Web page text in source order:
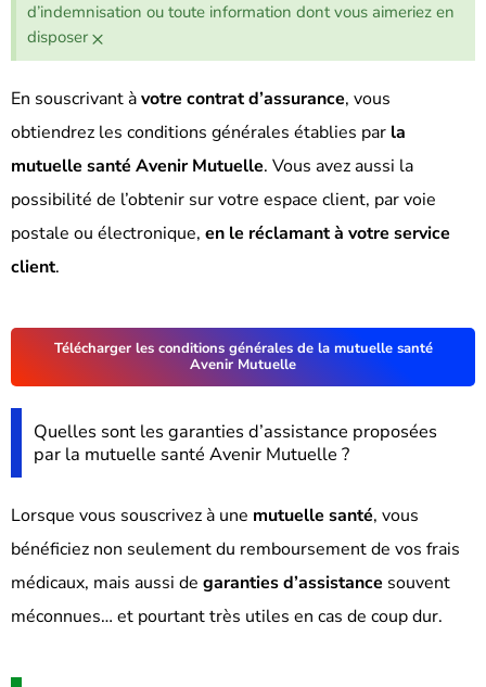
d’indemnisation ou toute information dont vous aimeriez en
disposer ×
En souscrivant àvotre contrat d’assurance, vous
obtiendrez les conditions générales établies par la
mutuelle santé Avenir Mutuelle. Vous avez aussi la
possibilité de l’obtenir sur votre espace client, par voie
postale ou électronique, en le réclamant à votre service
client.
Télécharger les conditions générales de la mutuelle santé
Avenir Mutuelle
Quelles sont les garanties d’assistance proposées
par la mutuelle santé Avenir Mutuelle ?
Lorsque vous souscrivez à une mutuelle santé, vous
bénéficiez non seulement du remboursement de vos frais
médicaux, mais aussi de garanties d’assistance souvent
méconnues… et pourtant très utiles en cas de coup dur.